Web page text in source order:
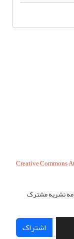
Creative Commons
نشریه مشترک
اشتراک